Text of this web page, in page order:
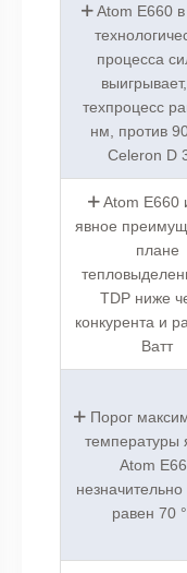
Atom E660
процесса
техпроцесс
нм, против
Celeron D
Atom E660
явное
плане
TDP ниже
конкурента и
Ватт
Порог
температуры
Atom
равен 70